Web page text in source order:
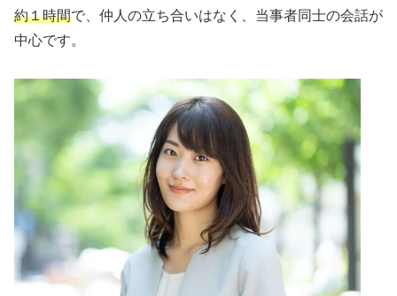
約１時間で、仲人の立ち合いはなく、当事者同士の会話が
中心です。